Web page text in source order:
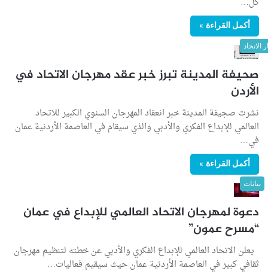
أكمل القراءة »
الاتحاد
صحيفة المدينة تبرز خبر عقد مهرجان الاتحاد في
الأردن
نشرت صجيفة المدينة خبر انعقاد المهرجان السنوي الكبير للاتحاد
العالمي للإبداع الفكري والأدبي والذي سيقام في العاصمة الأردنية عمان
في…
أكمل القراءة »
بيانات
دعوة لمهرجان الاتحاد العالمي للإبداع في عمان
“مسرح عمون”
يعلن الاتحاد العالمي للإبداع الفكري والأدبي عن خطته لتنظيم مهرجان
ثقافي كبير في العاصمة الأردنية عمان حيث سيقيم فعاليات…